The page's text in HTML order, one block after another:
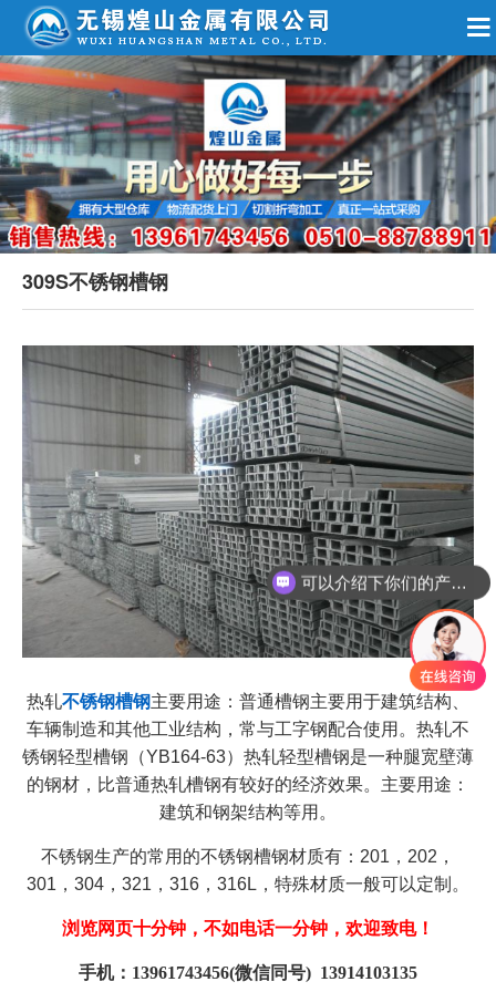
309S不锈钢槽钢
热轧不锈钢槽钢主要用途：普通槽钢主要用于建筑结构、
车辆制造和其他工业结构，常与工字钢配合使用。热轧不
锈钢轻型槽钢（YB164-63）热轧轻型槽钢是一种腿宽壁薄
的钢材，比普通热轧槽钢有较好的经济效果。主要用途：
建筑和钢架结构等用。
不锈钢生产的常用的不锈钢槽钢材质有： 201 ， 202 ，
301 ， 304 ， 321 ， 316 ， 316L ，特殊材质一般可以定制。
浏览网页十分钟，不如电话一分钟，欢迎致电！
手机：13961743456(微信同号) 13914103135
可以介绍下你们的产品么